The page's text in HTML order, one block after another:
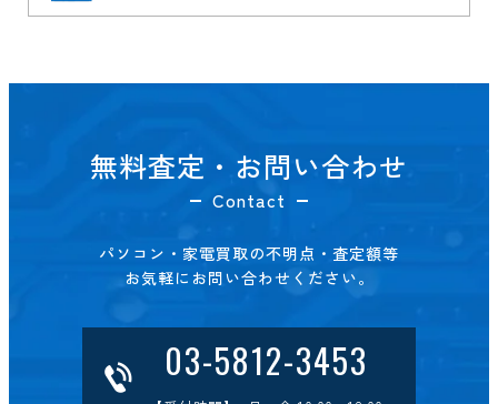
無料査定・お問い合わせ
Contact
パソコン・家電買取の不明点・査定額等
お気軽にお問い合わせください。
03-5812-3453